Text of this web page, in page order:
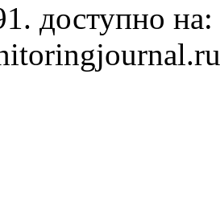
доступно на: